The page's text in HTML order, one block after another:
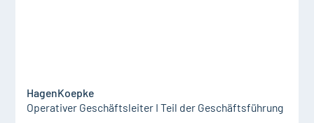
HagenKoepke
Operativer Geschäftsleiter I Teil der Geschäftsführung